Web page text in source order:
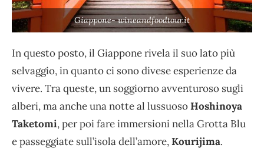
Giappone- wineandfoodtour.it
In questo posto, il Giappone rivela il suo lato più
selvaggio, in quanto ci sono divese esperienze da
vivere. Tra queste, un soggiorno avventuroso sugli
alberi, ma anche una notte al lussuosoHoshinoya
Taketomi, per poi fare immersioni nella Grotta Blu
e passeggiate sull’isola dell’amore,Kourijima.